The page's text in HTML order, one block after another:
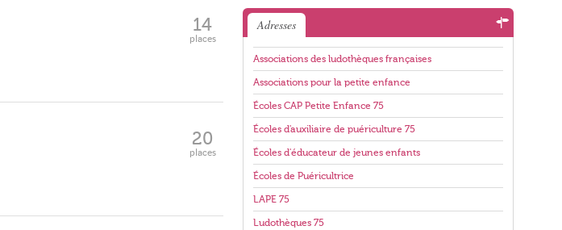
14
places
20
places
Adresses
Associations des ludothèques françaises
Associations pour la petite enfance
Écoles CAP Petite Enfance 75
Écoles d'auxiliaire de puériculture 75
Écoles d'éducateur de jeunes enfants
Écoles de Puéricultrice
LAPE 75
Ludothèques 75